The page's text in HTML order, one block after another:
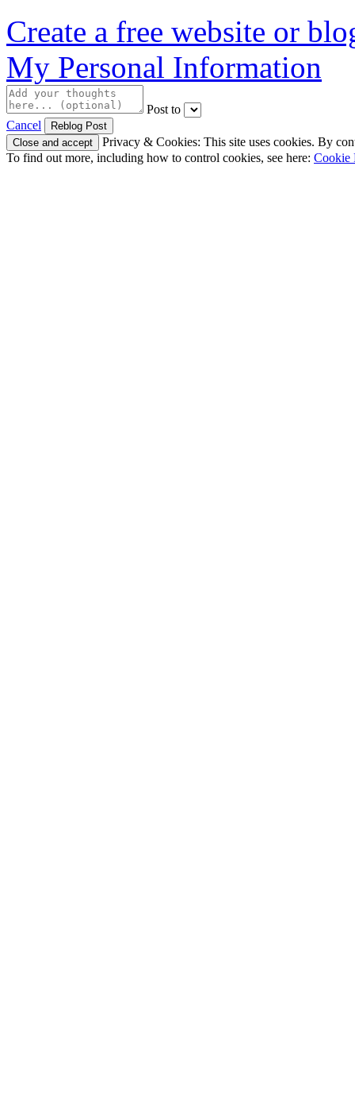
Create a free website or
My Personal Information
Post to
Cancel
Privacy & Cookies: This site uses cookies. By
To find out more, including how to control cookies, see here: Cookie